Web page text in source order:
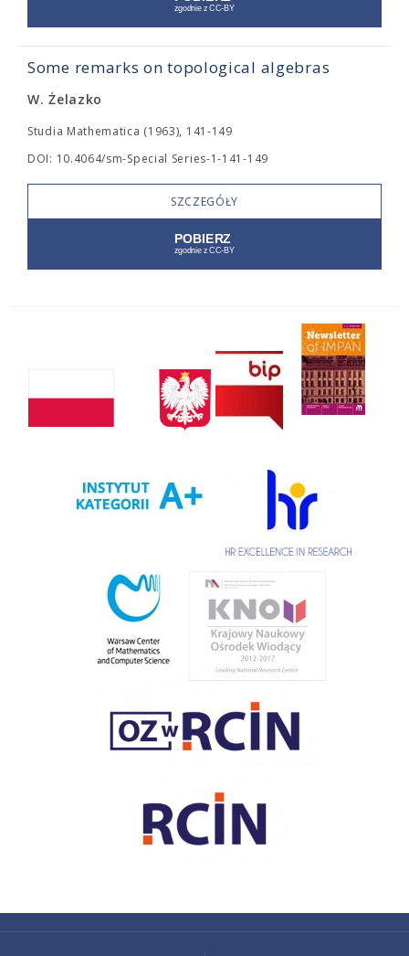
Some remarks on topological algebras
W. Żelazko
Studia Mathematica (1963), 141-149
DOI: 10.4064/sm-Special Series-1-141-149
SZCZEGÓŁY